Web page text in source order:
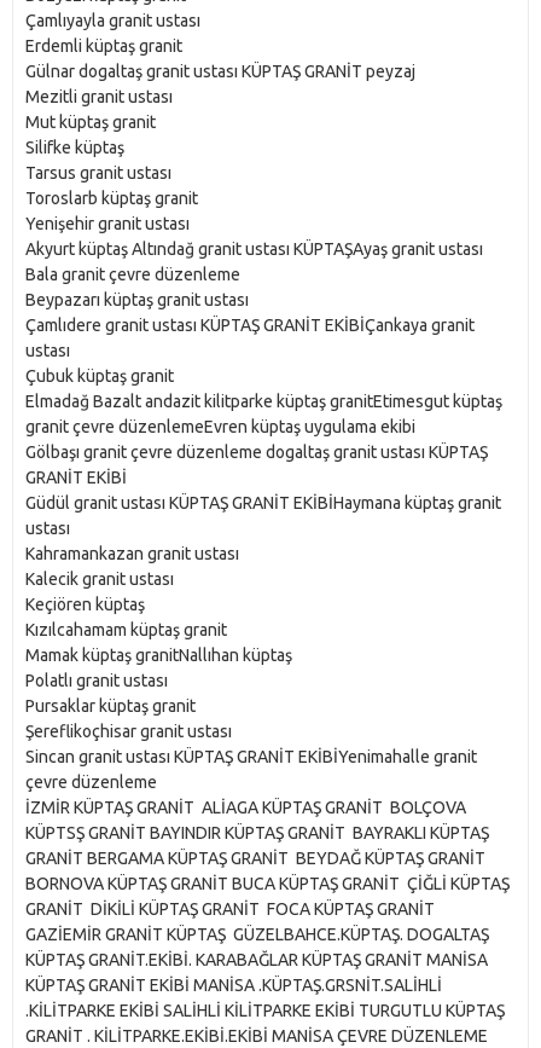
Çamlıyayla granit ustası
Erdemli küptaş granit
Gülnar dogaltaş granit ustası KÜPTAŞ GRANİT peyzaj
Mezitli granit ustası
Mut küptaş granit
Silifke küptaş
Tarsus granit ustası
Toroslarb küptaş granit
Yenişehir granit ustası
Akyurt küptaş Altındağ granit ustası KÜPTAŞAyaş granit ustası
Bala granit çevre düzenleme
Beypazarı küptaş granit ustası
Çamlıdere granit ustası KÜPTAŞ GRANİT EKİBİÇankaya granit
ustası
Çubuk küptaş granit
Elmadağ Bazalt andazit kilitparke küptaş granitEtimesgut küptaş
granit çevre düzenlemeEvren küptaş uygulama ekibi
Gölbaşı granit çevre düzenleme dogaltaş granit ustası KÜPTAŞ
GRANİT EKİBİ
Güdül granit ustası KÜPTAŞ GRANİT EKİBİHaymana küptaş granit
ustası
Kahramankazan granit ustası
Kalecik granit ustası
Keçiören küptaş
Kızılcahamam küptaş granit
Mamak küptaş granitNallıhan küptaş
Polatlı granit ustası
Pursaklar küptaş granit
Şereflikoçhisar granit ustası
Sincan granit ustası KÜPTAŞ GRANİT EKİBİYenimahalle granit
çevre düzenleme
İZMİR KÜPTAŞ GRANİT ALİAGA KÜPTAŞ GRANİT BOLÇOVA
KÜPTSŞ GRANİT BAYINDIR KÜPTAŞ GRANİT BAYRAKLI KÜPTAŞ
GRANİT BERGAMA KÜPTAŞ GRANİT BEYDAĞ KÜPTAŞ GRANİT
BORNOVA KÜPTAŞ GRANİT BUCA KÜPTAŞ GRANİT ÇİĞLİ KÜPTAŞ
GRANİT DİKİLİ KÜPTAŞ GRANİT FOCA KÜPTAŞ GRANİT
GAZİEMİR GRANİT KÜPTAŞ GÜZELBAHCE.KÜPTAŞ. DOGALTAŞ
KÜPTAŞ GRANİT.EKİBİ. KARABAĞLAR KÜPTAŞ GRANİT MANİSA
KÜPTAŞ GRANİT EKİBİ MANİSA .KÜPTAŞ.GRSNİT.SALİHLİ
.KİLİTPARKE EKİBİ SALİHLİ KİLİTPARKE EKİBİ TURGUTLU KÜPTAŞ
GRANİT . KİLİTPARKE.EKİBİ.EKİBİ MANİSA ÇEVRE DÜZENLEME